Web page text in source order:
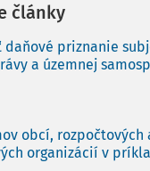
články
daňové priznanie
a územnej
obcí, rozpočtových
organizácií v